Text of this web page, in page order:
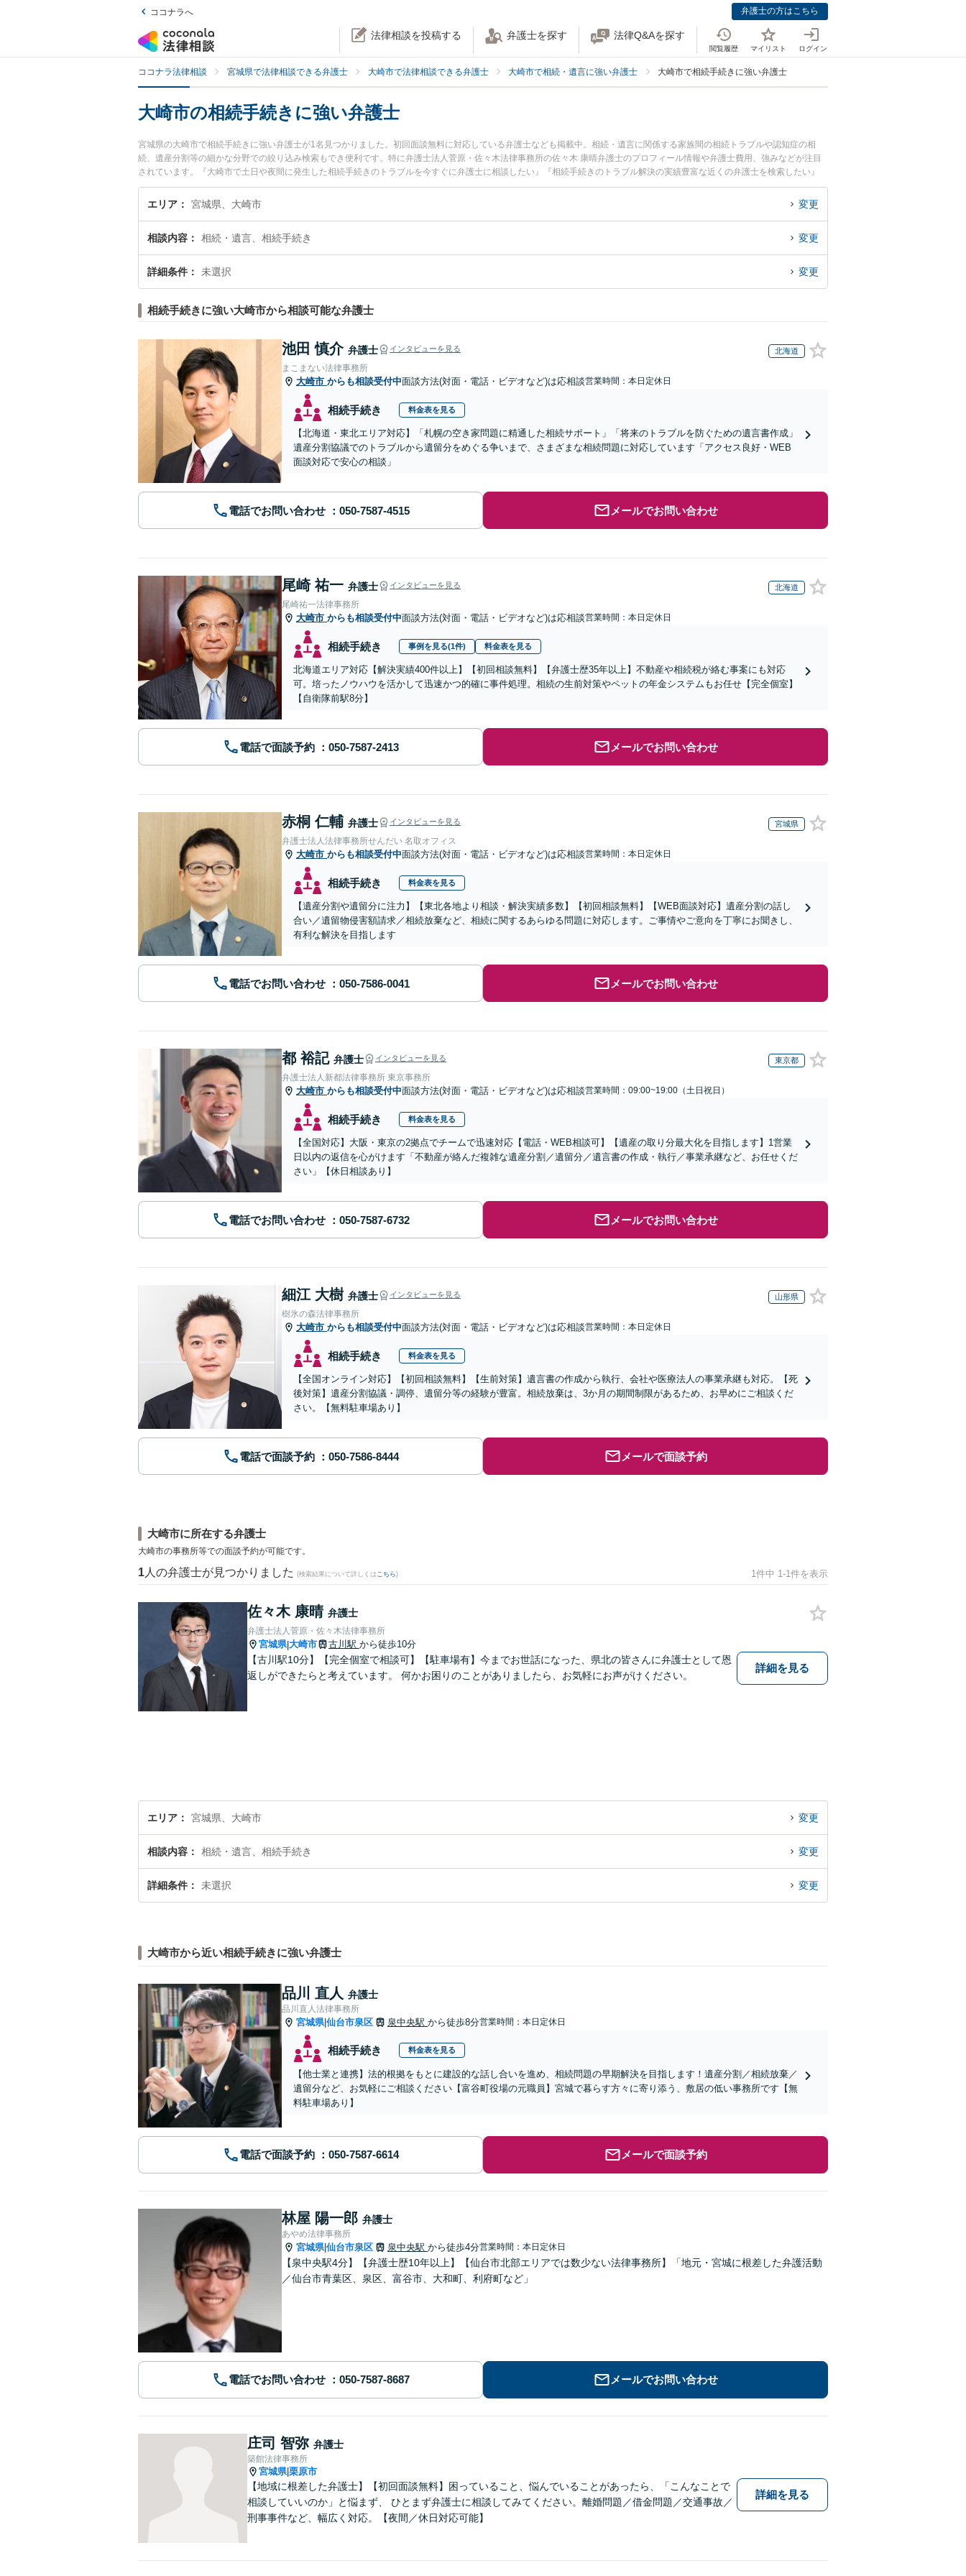
ココナラへ 弁護士の方はこちら
法律相談を投稿する 弁護士を探す 法律Q&Aを探す
閲覧履歴 マイリスト ログイン
ココナラ法律相談 宮城県で法律相談できる弁護士 大崎市で法律相談できる弁護士 大崎市で相続・遺言に強い弁護士 大崎市で相続手続きに強い弁護士
大崎市の相続手続きに強い弁護士
宮城県の大崎市で相続手続きに強い弁護士が1名見つかりました。初回面談無料に対応している弁護士なども掲載中。相続・遺言に関係する家族間の相続トラブルや認知症の相
続、遺産分割等の細かな分野での絞り込み検索もでき便利です。特に弁護士法人菅原・佐々木法律事務所の佐々木 康晴弁護士のプロフィール情報や弁護士費用、強みなどが注目
されています。『大崎市で土日や夜間に発生した相続手続きのトラブルを今すぐに弁護士に相談したい』『相続手続きのトラブル解決の実績豊富な近くの弁護士を検索したい』
『初回相談無料で相続手続きを法律相談できる大崎市内の弁護士に相談予約したい』などでお困りの相談者さんにおすすめです。
エリア 宮城県、大崎市 変更
相談内容 相続・遺言、相続手続き 変更
詳細条件 未選択 変更
相続手続きに強い大崎市から相談可能な弁護士
池田 慎介 弁護士 インタビューを見る 北海道
まこまない法律事務所
大崎市 からも相談受付中面談方法(対面・電話・ビデオなど)は応相談営業時間：本日定休日
相続手続き 料金表を見る
【北海道・東北エリア対応】「札幌の空き家問題に精通した相続サポート」「将来のトラブルを防ぐための遺言書作成」
遺産分割協議でのトラブルから遺留分をめぐる争いまで、さまざまな相続問題に対応しています「アクセス良好・WEB
面談対応で安心の相談」
電話でお問い合わせ メールでお問い合わせ
尾崎 祐一 弁護士 インタビューを見る 北海道
尾崎祐一法律事務所
大崎市 からも相談受付中面談方法(対面・電話・ビデオなど)は応相談営業時間：本日定休日
相続手続き 事例を見る(1件) 料金表を見る
北海道エリア対応【解決実績400件以上】【初回相談無料】【弁護士歴35年以上】不動産や相続税が絡む事案にも対応
可。培ったノウハウを活かして迅速かつ的確に事件処理。相続の生前対策やペットの年金システムもお任せ【完全個室】
【自衛隊前駅8分】
電話で面談予約 メールでお問い合わせ
赤桐 仁輔 弁護士 インタビューを見る 宮城県
弁護士法人法律事務所せんだい 名取オフィス
大崎市 からも相談受付中面談方法(対面・電話・ビデオなど)は応相談営業時間：本日定休日
相続手続き 料金表を見る
【遺産分割や遺留分に注力】【東北各地より相談・解決実績多数】【初回相談無料】【WEB面談対応】遺産分割の話し
合い／遺留物侵害額請求／相続放棄など、相続に関するあらゆる問題に対応します。ご事情やご意向を丁寧にお聞きし、
有利な解決を目指します
電話でお問い合わせ メールでお問い合わせ
都 裕記 弁護士 インタビューを見る 東京都
弁護士法人新都法律事務所 東京事務所
大崎市 からも相談受付中面談方法(対面・電話・ビデオなど)は応相談営業時間：09:00~19:00（土日祝日）
相続手続き 料金表を見る
【全国対応】大阪・東京の2拠点でチームで迅速対応【電話・WEB相談可】【遺産の取り分最大化を目指します】1営業
日以内の返信を心がけます「不動産が絡んだ複雑な遺産分割／遺留分／遺言書の作成・執行／事業承継など、お任せくだ
さい」【休日相談あり】
電話でお問い合わせ メールでお問い合わせ
細江 大樹 弁護士 インタビューを見る 山形県
樹氷の森法律事務所
大崎市 からも相談受付中面談方法(対面・電話・ビデオなど)は応相談営業時間：本日定休日
相続手続き 料金表を見る
【全国オンライン対応】【初回相談無料】【生前対策】遺言書の作成から執行、会社や医療法人の事業承継も対応。【死
後対策】遺産分割協議・調停、遺留分等の経験が豊富。相続放棄は、3か月の期間制限があるため、お早めにご相談くだ
さい。【無料駐車場あり】
電話で面談予約 メールで面談予約
大崎市に所在する弁護士
大崎市の事務所等での面談予約が可能です。
1 人の弁護士が見つかりました (検索結果について詳しくは こちら) 1件中 1-1件を表示
佐々木 康晴 弁護士
弁護士法人菅原・佐々木法律事務所
宮城県|大崎市 古川駅 から徒歩10分
【古川駅10分】【完全個室で相談可】【駐車場有】今までお世話になった、県北の皆さんに弁護士として恩
返しができたらと考えています。 何かお困りのことがありましたら、お気軽にお声がけください。
詳細を見る
エリア 宮城県、大崎市 変更
相談内容 相続・遺言、相続手続き 変更
詳細条件 未選択 変更
大崎市から近い相続手続きに強い弁護士
品川 直人 弁護士
品川直人法律事務所
宮城県|仙台市泉区 泉中央駅 から徒歩8分営業時間：本日定休日
相続手続き 料金表を見る
【他士業と連携】法的根拠をもとに建設的な話し合いを進め、相続問題の早期解決を目指します！遺産分割／相続放棄／
遺留分など、お気軽にご相談ください【富谷町役場の元職員】宮城で暮らす方々に寄り添う、敷居の低い事務所です【無
料駐車場あり】
電話で面談予約 メールで面談予約
林屋 陽一郎 弁護士
あやめ法律事務所
宮城県|仙台市泉区 泉中央駅 から徒歩4分営業時間：本日定休日
【泉中央駅4分】【弁護士歴10年以上】【仙台市北部エリアでは数少ない法律事務所】「地元・宮城に根差した弁護活動
／仙台市青葉区、泉区、富谷市、大和町、利府町など」
電話でお問い合わせ メールでお問い合わせ
庄司 智弥 弁護士
築館法律事務所
宮城県|栗原市
【地域に根差した弁護士】【初回面談無料】困っていること、悩んでいることがあったら、「こんなことで
相談していいのか」と悩まず、 ひとまず弁護士に相談してみてください。離婚問題／借金問題／交通事故／
刑事事件など、幅広く対応。【夜間／休日対応可能】
詳細を見る